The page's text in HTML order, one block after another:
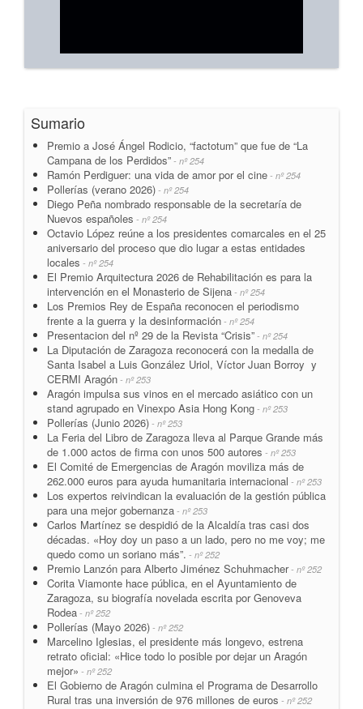
Sumario
Premio a José Ángel Rodicio, “factotum” que fue de “La
Campana de los Perdidos” - nº 254
Ramón Perdiguer: una vida de amor por el cine - nº 254
Pollerías (verano 2026) - nº 254
Diego Peña nombrado responsable de la secretaría de
Nuevos españoles - nº 254
Octavio López reúne a los presidentes comarcales en el 25
aniversario del proceso que dio lugar a estas entidades
locales - nº 254
El Premio Arquitectura 2026 de Rehabilitación es para la
intervención en el Monasterio de Sijena - nº 254
Los Premios Rey de España reconocen el periodismo
frente a la guerra y la desinformación - nº 254
Presentacion del nº 29 de la Revista “Crisis” - nº 254
La Diputación de Zaragoza reconocerá con la medalla de
Santa Isabel a Luis González Uriol, Víctor Juan Borroy y
CERMI Aragón - nº 253
Aragón impulsa sus vinos en el mercado asiático con un
stand agrupado en Vinexpo Asia Hong Kong - nº 253
Pollerías (Junio 2026) - nº 253
La Feria del Libro de Zaragoza lleva al Parque Grande más
de 1.000 actos de firma con unos 500 autores - nº 253
El Comité de Emergencias de Aragón moviliza más de
262.000 euros para ayuda humanitaria internacional - nº 253
Los expertos reivindican la evaluación de la gestión pública
para una mejor gobernanza - nº 253
Carlos Martínez se despidió de la Alcaldía tras casi dos
décadas. «Hoy doy un paso a un lado, pero no me voy; me
quedo como un soriano más”. - nº 252
Premio Lanzón para Alberto Jiménez Schuhmacher- nº 252
Corita Viamonte hace pública, en el Ayuntamiento de
Zaragoza, su biografía novelada escrita por Genoveva
Rodea - nº 252
Pollerías (Mayo 2026) - nº 252
Marcelino Iglesias, el presidente más longevo, estrena
retrato oficial: «Hice todo lo posible por dejar un Aragón
mejor» - nº 252
El Gobierno de Aragón culmina el Programa de Desarrollo
Rural tras una inversión de 976 millones de euros - nº 252